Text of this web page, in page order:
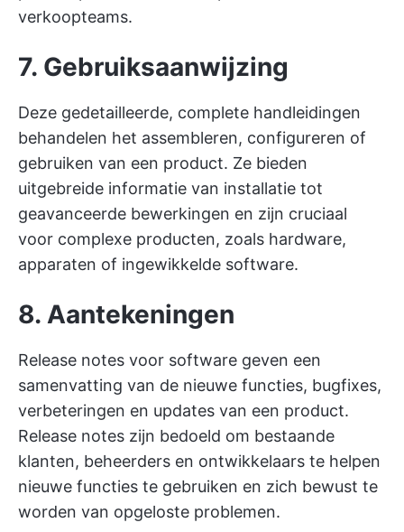
verkoopteams.
7. Gebruiksaanwijzing
Deze gedetailleerde, complete handleidingen
behandelen het assembleren, configureren of
gebruiken van een product. Ze bieden
uitgebreide informatie van installatie tot
geavanceerde bewerkingen en zijn cruciaal
voor complexe producten, zoals hardware,
apparaten of ingewikkelde software.
8. Aantekeningen
Release notes voor software geven een
samenvatting van de nieuwe functies, bugfixes,
verbeteringen en updates van een product.
Release notes zijn bedoeld om bestaande
klanten, beheerders en ontwikkelaars te helpen
nieuwe functies te gebruiken en zich bewust te
worden van opgeloste problemen.